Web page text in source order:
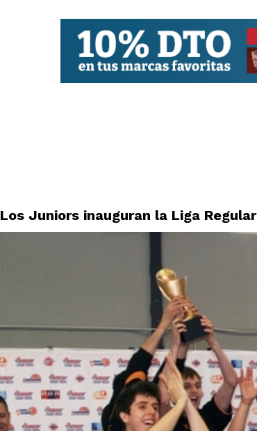
Los Juniors inauguran la Liga Regular